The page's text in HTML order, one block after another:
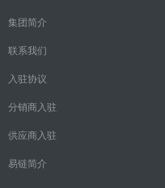
集团简介
联系我们
入驻协议
分销商入驻
供应商入驻
易链简介